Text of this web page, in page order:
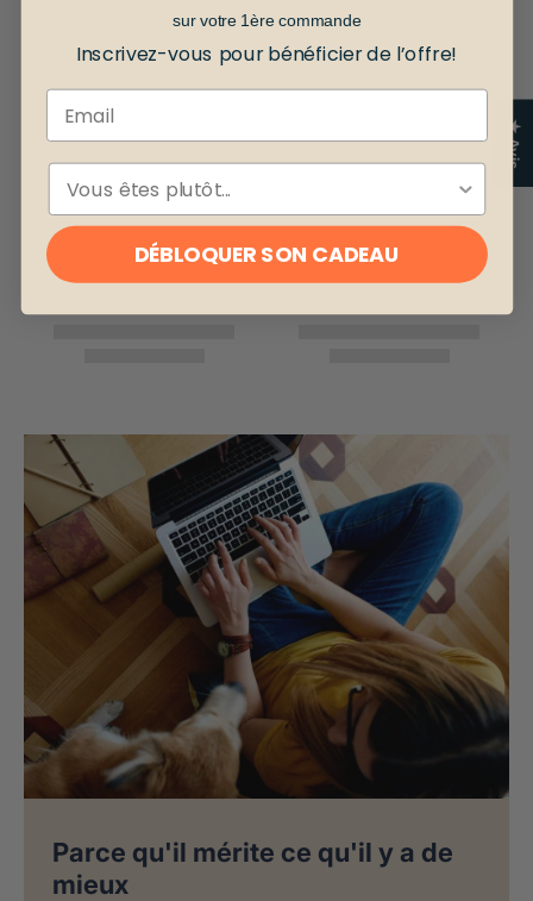
Parce qu'il mérite ce qu'il y a de
mieux
★ Avis
sur votre 1ère commande
Inscrivez-vous pour bénéficier de l’offre!
DÉBLOQUER SON CADEAU